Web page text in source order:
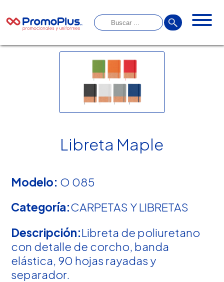
Libreta Maple
Modelo: O 085
Categoría:CARPETAS Y LIBRETAS
Descripción:Libreta de poliuretano
con detalle de corcho, banda
elástica, 90 hojas rayadas y
separador.